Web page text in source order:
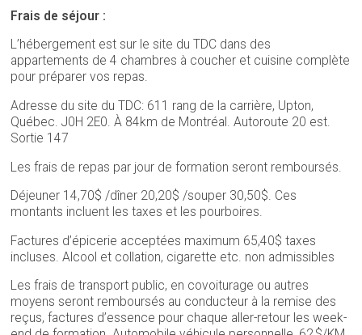
Frais de séjour :
L’hébergement est sur le site du TDC dans des
appartements de 4 chambres à coucher et cuisine complète
pour préparer vos repas.
Adresse du site du TDC: 611 rang de la carrière, Upton,
Québec. J0H 2E0. À 84km de Montréal. Autoroute 20 est.
Sortie 147
Les frais de repas par jour de formation seront remboursés.
Déjeuner 14,70$ /dîner 20,20$ /souper 30,50$. Ces
montants incluent les taxes et les pourboires.
Factures d’épicerie acceptées maximum 65,40$ taxes
incluses. Alcool et collation, cigarette etc. non admissibles
Les frais de transport public, en covoiturage ou autres
moyens seront remboursés au conducteur à la remise des
reçus, factures d’essence pour chaque aller-retour les week-